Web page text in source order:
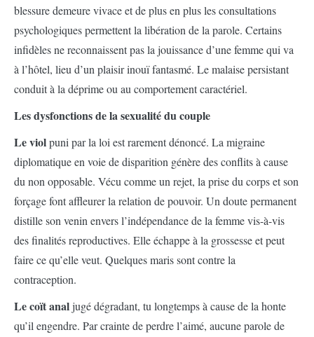
blessure demeure vivace et de plus en plus les consultations
psychologiques permettent la libération de la parole. Certains
infidèles ne reconnaissent pas la jouissance d’une femme qui va
à l’hôtel, lieu d’un plaisir inouï fantasmé. Le malaise persistant
conduit à la déprime ou au comportement caractériel.
Les dysfonctions de la sexualité du couple
Le violpuni par la loi est rarement dénoncé. La migraine
diplomatique en voie de disparition génère des conflits à cause
du non opposable. Vécu comme un rejet, la prise du corps et son
forçage font affleurer la relation de pouvoir. Un doute permanent
distille son venin envers l’indépendance de la femme vis-à-vis
des finalités reproductives. Elle échappe à la grossesse et peut
faire ce qu’elle veut. Quelques maris sont contre la
contraception.
Le coït analjugé dégradant, tu longtemps à cause de la honte
qu’il engendre. Par crainte de perdre l’aimé, aucune parole de